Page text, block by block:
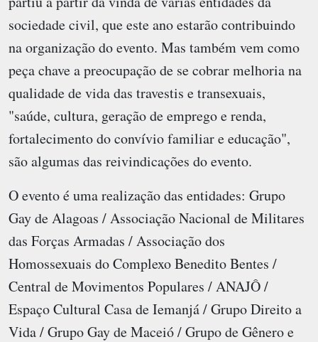
sociedade civil, que este ano estarão contribuindo
na organização do evento. Mas também vem como
peça chave a preocupação de se cobrar melhoria na
qualidade de vida das travestis e transexuais,
"saúde, cultura, geração de emprego e renda,
fortalecimento do convívio familiar e educação",
são algumas das reivindicações do evento.
O evento é uma realização das entidades: Grupo
Gay de Alagoas / Associação Nacional de Militares
das Forças Armadas / Associação dos
Homossexuais do Complexo Benedito Bentes /
Central de Movimentos Populares / ANAJÔ /
Espaço Cultural Casa de Iemanjá / Grupo Direito a
Vida / Grupo Gay de Maceió / Grupo de Gênero e